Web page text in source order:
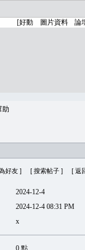
助
好友 ] [ 搜索帖子 ] [ 返
2024-12-4
2024-12-4 08:31 PM
x
0 點